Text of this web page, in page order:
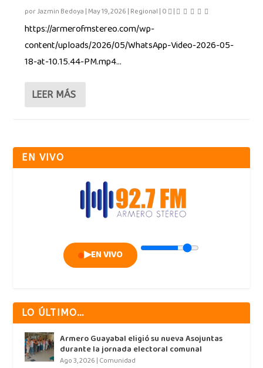
porJazmin Bedoya | May 19, 2026 | Regional | 0 |
https://armerofmstereo.com/wp-
content/uploads/2026/05/WhatsApp-Video-2026-05-
18-at-10.15.44-PM.mp4...
LEER MÁS
EN VIVO
▶EN VIVO
LO ÚLTIMO…
Armero Guayabal eligió su nueva Asojuntas
durante la jornada electoral comunal
Ago 3, 2026 | Comunidad